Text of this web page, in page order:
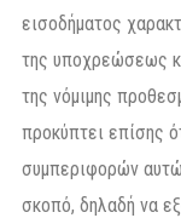
εισοδήματος
της υποχρεώσεως
της νόμιμης
προκύπτει επίσης
συμπεριφορών
σκοπό, δηλαδή να